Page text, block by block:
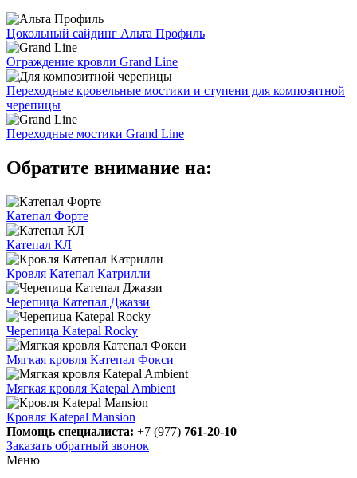
Цокольный сайдинг Альта Профиль
Ограждение кровли Grand Line
Переходные кровельные мостики и ступени для композитной
черепицы
Переходные мостики Grand Line
Обратите внимание на:
Катепал Форте
Катепал КЛ
Кровля Катепал Катрилли
Черепица Катепал Джаззи
Черепица Katepal Rocky
Мягкая кровля Катепал Фокси
Мягкая кровля Katepal Ambient
Кровля Katepal Mansion
Помощь специалиста: +7 (977) 761-20-10
Заказать обратный звонок
Меню